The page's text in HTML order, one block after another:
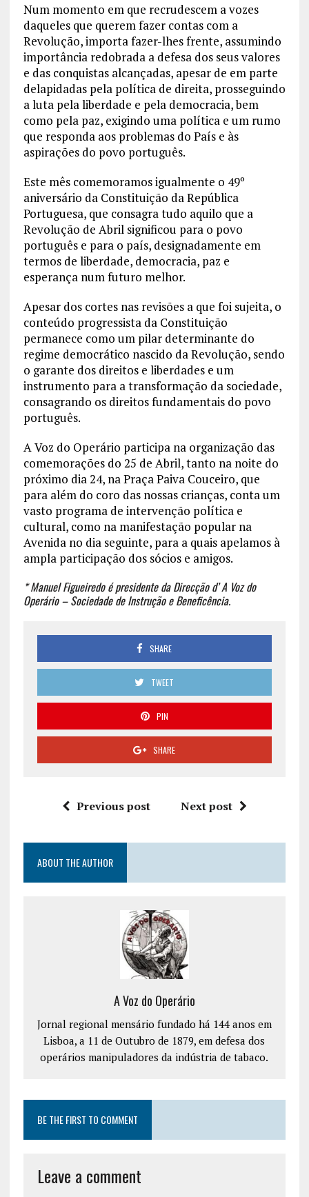
Num momento em que recrudescem a vozes
daqueles que querem fazer contas com a
Revolução, importa fazer-lhes frente, assumindo
importância redobrada a defesa dos seus valores
e das conquistas alcançadas, apesar de em parte
delapidadas pela política de direita, prosseguindo
a luta pela liberdade e pela democracia, bem
como pela paz, exigindo uma política e um rumo
que responda aos problemas do País e às
aspirações do povo português.
Este mês comemoramos igualmente o 49º
aniversário da Constituição da República
Portuguesa, que consagra tudo aquilo que a
Revolução de Abril significou para o povo
português e para o país, designadamente em
termos de liberdade, democracia, paz e
esperança num futuro melhor.
Apesar dos cortes nas revisões a que foi sujeita, o
conteúdo progressista da Constituição
permanece como um pilar determinante do
regime democrático nascido da Revolução, sendo
o garante dos direitos e liberdades e um
instrumento para a transformação da sociedade,
consagrando os direitos fundamentais do povo
português.
A Voz do Operário participa na organização das
comemorações do 25 de Abril, tanto na noite do
próximo dia 24, na Praça Paiva Couceiro, que
para além do coro das nossas crianças, conta um
vasto programa de intervenção política e
cultural, como na manifestação popular na
Avenida no dia seguinte, para a quais apelamos à
ampla participação dos sócios e amigos.
* Manuel Figueiredo é presidente da Direcção d’ A Voz do
Operário – Sociedade de Instrução e Beneficência.
SHARE
TWEET
PIN
SHARE
Previous post Next post
ABOUT THE AUTHOR
A Voz do Operário
Jornal regional mensário fundado há 144 anos em
Lisboa, a 11 de Outubro de 1879, em defesa dos
operários manipuladores da indústria de tabaco.
BE THE FIRST TO COMMENT
Leave a comment